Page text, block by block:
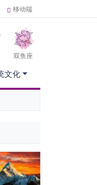
移动端
双鱼座
文化